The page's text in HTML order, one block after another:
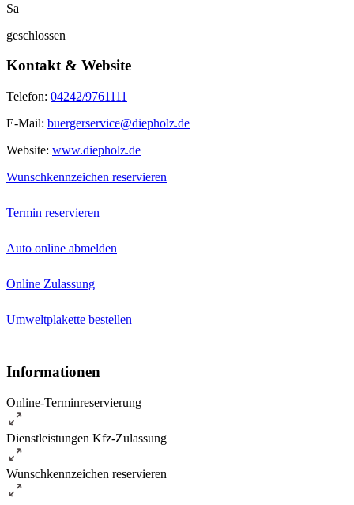
Sa
geschlossen
Kontakt & Website
Telefon: 04242/9761111
E-Mail: buergerservice@diepholz.de
Website: www.diepholz.de
Wunschkennzeichen reservieren
Termin reservieren
Auto online abmelden
Online Zulassung
Umweltplakette bestellen
Informationen
Online-Terminreservierung
Dienstleistungen Kfz-Zulassung
Wunschkennzeichen reservieren